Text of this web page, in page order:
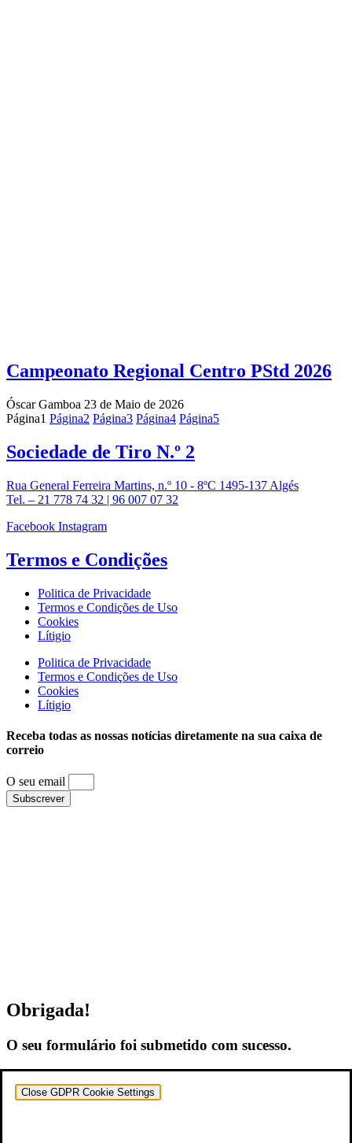
Campeonato Regional Centro PStd 2026
Óscar Gamboa 23 de Maio de 2026
Página1 Página2 Página3 Página4 Página5
Sociedade de Tiro N.º 2
Rua General Ferreira Martins, n.º 10 - 8ºC 1495-137 Algés
Tel. – 21 778 74 32 | 96 007 07 32
Facebook Instagram
Termos e Condições
Politica de Privacidade
Termos e Condições de Uso
Cookies
Lítigio
Politica de Privacidade
Termos e Condições de Uso
Cookies
Lítigio
Receba todas as nossas notícias diretamente na sua caixa de
correio
O seu email
Subscrever
Obrigada!
O seu formulário foi submetido com sucesso.
Close GDPR Cookie Settings